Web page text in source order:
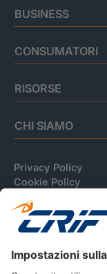
BUSINESS
CONSUMATORI
RISORSE
CHI SIAMO
Privacy Policy
Cookie Policy
Informativa Dati
CRIF Business
Accessibilità
Creditizie